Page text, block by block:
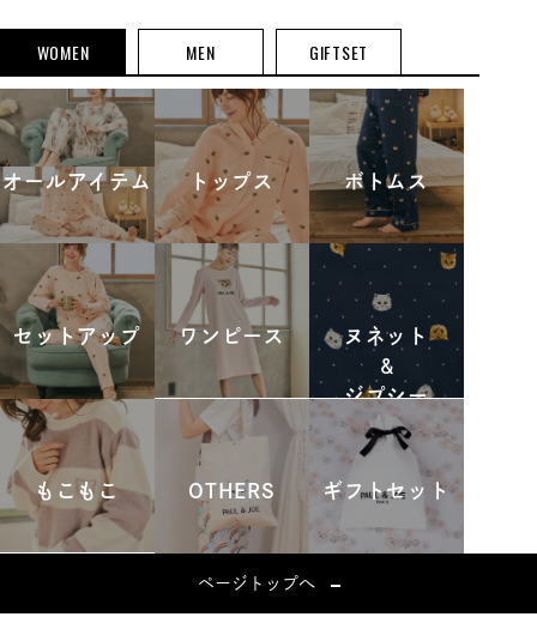
WOMEN MEN GIFTSET
オールアイテム トップス ボトムス
セットアップ ワンピース
ヌネット
&
ジプシー
もこもこ OTHERS ギフトセット
ページトップへ